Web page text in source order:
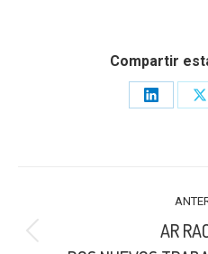
Compartir
Share
ENTRE
PUBLICACIONESAR